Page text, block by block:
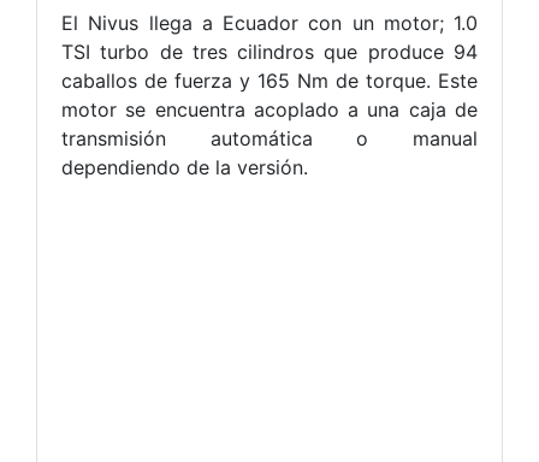
El Nivus llega a Ecuador con un motor; 1.0
TSI turbo de tres cilindros que produce 94
caballos de fuerza y 165 Nm de torque. Este
motor se encuentra acoplado a una caja de
transmisión automática o manual
dependiendo de la versión.